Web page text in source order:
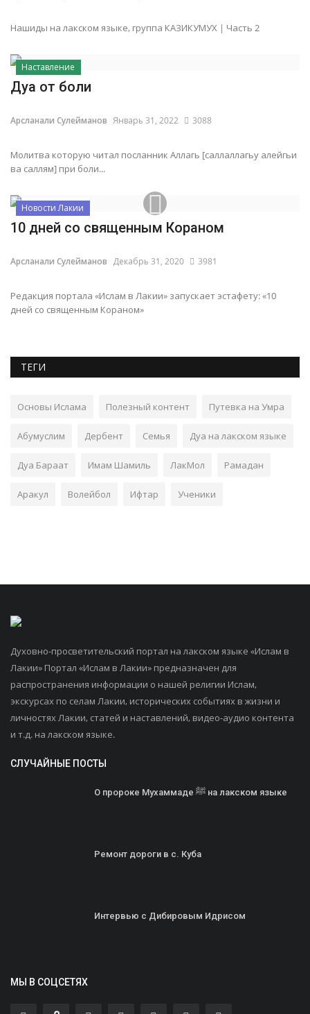
Нашиды на лакском языке, группа КАЗИКУМУХ | Часть 2
Наставление
Дуа от боли
Арсланали Сулейманов Январь 31, 2022 3088
Молитва которую читал посланник Аллагь [саллаллагьу алейгьи
ва саллям] при боли...
Новости Лакии
10 дней со священным Кораном
Арсланали Сулейманов Декабрь 31, 2020 3981
Редакция портала «Ислам в Лакии» запускает эстафету: «10
дней со священным Кораном»
ТЕГИ
Основы Ислама Полезный контент Путевка на Умра
Абумуслим Дербент Семья Дуа на лакском языке
Дуа Бараат Имам Шамиль ЛакМол Рамадан
Аракул Волейбол Ифтар Ученики
Духовно-просветительский портал на лакском языке «Ислам в
Лакии» Портал «Ислам в Лакии» предназначен для
распространения информации о нашей религии Ислам,
экскурсах по селам Лакии, исторических событиях в жизни и
личностях Лакии, статей и наставлений, видео-аудио контента
и т.д. на лакском языке.
СЛУЧАЙНЫЕ ПОСТЫ
О пророке Мухаммаде ﷺ на лакском языке
Ремонт дороги в с. Куба
Интервью с Дибировым Идрисом
МЫ В СОЦСЕТЯХ